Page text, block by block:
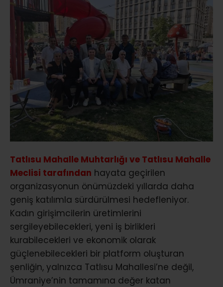
Tatlısu Mahalle Muhtarlığı ve Tatlısu Mahalle
Meclisi tarafından hayata geçirilen
organizasyonun önümüzdeki yıllarda daha
geniş katılımla sürdürülmesi hedefleniyor.
Kadın girişimcilerin üretimlerini
sergileyebilecekleri, yeni iş birlikleri
kurabilecekleri ve ekonomik olarak
güçlenebilecekleri bir platform oluşturan
şenliğin, yalnızca Tatlısu Mahallesi’ne değil,
Ümraniye’nin tamamına değer katan